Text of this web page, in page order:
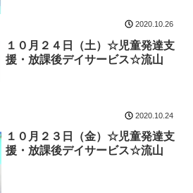
2020.10.26
１０月２４日（土）☆児童発達支
援・放課後デイサービス☆流山
2020.10.24
１０月２３日（金）☆児童発達支
援・放課後デイサービス☆流山